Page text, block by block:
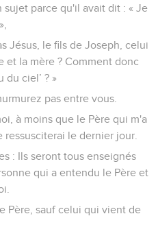
sujet parce qu'il avait dit : « Je
Jésus, le fils de Joseph, celui
et la mère ? Comment donc
du ciel’ ? »
pas entre vous.
à moins que le Père qui m'a
le dernier jour.
: Ils seront tous enseignés
qui a entendu le Père et
Père, sauf celui qui vient de